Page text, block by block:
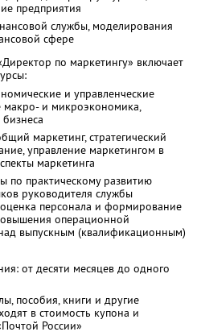
предприятия
службы, моделирования
сфере
по маркетингу» включает
и управленческие
макро- и микроэкономика,
маркетинг, стратегический
управление маркетингом в
маркетинга
по практическому развитию
руководителя службы
персонала и формирование
операционной
выпускным (квалификационным)
от десяти месяцев до одного
пособия, книги и другие
в стоимость купона и
России»